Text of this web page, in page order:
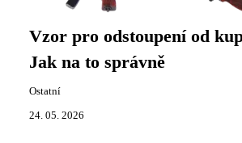
Vzor pro odstoupení od
Jak na to správně
Ostatní
24. 05. 2026